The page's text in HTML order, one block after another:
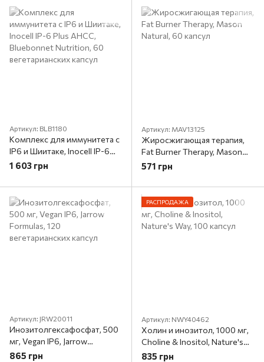
Артикул: BLB1180
Комплекс для иммунитета с
IP6 и Шиитаке, Inocell IP-6
Plus AHCC, Bluebonnet
капсул
1 603 грн
Артикул: MAV13125
Жиросжигающая терапия,
Fat Burner Therapy, Mason
Natural, 60 капсул
571 грн
Артикул: JRW20011
Инозитолгексафосфат, 500
мг, Vegan IP6, Jarrow
Formulas, 120
865 грн
РАСПРОДАЖА
Артикул: NWY40462
Холин и инозитол, 1000 мг,
Choline & Inositol, Nature's
Way, 100 капсул
835 грн